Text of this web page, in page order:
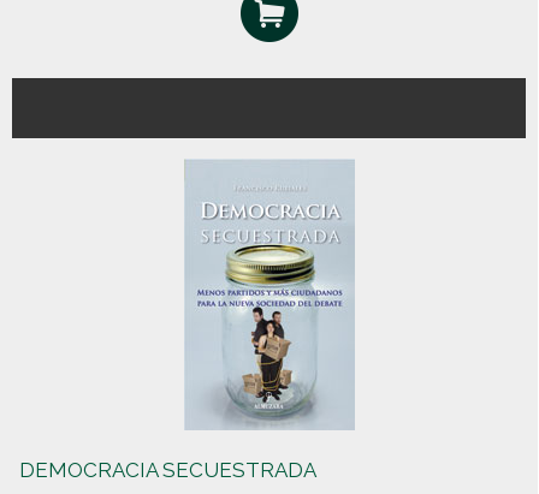
DEMOCRACIA SECUESTRADA